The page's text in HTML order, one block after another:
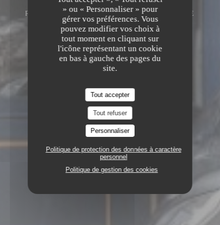
» ou « Personnaliser » pour
gérer vos préférences. Vous
pouvez modifier vos choix à
tout moment en cliquant sur
l'icône représentant un cookie
en bas à gauche des pages du
site.
Tout accepter
Tout refuser
Personnaliser
Politique de protection des données à caractère
personnel
Politique de gestion des cookies
RESTAURANT TRADITIONNEL
4, RUE DE
L'ÉGLISE 92200 NEUILLY-SUR-SEINE